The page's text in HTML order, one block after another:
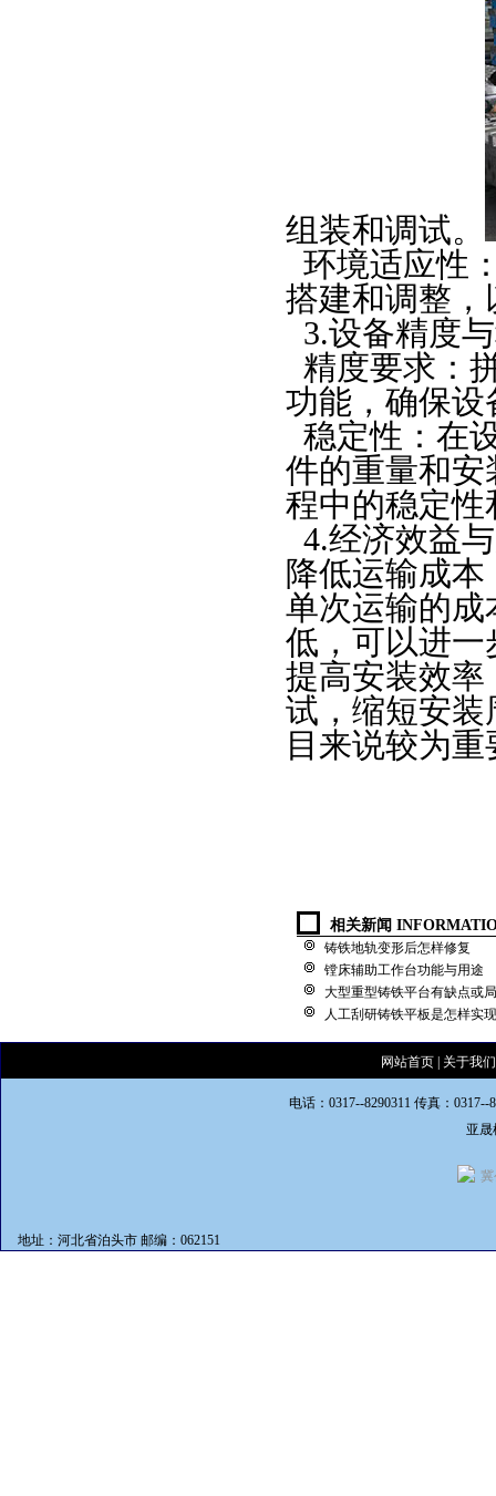
组装和调试。
环境适应性
搭建和调整，
3.设备精度
精度要求：
功能，确保设
稳定性：在
件的重量和安
程中的稳定性
4.经济效益
降低运输成
单次运输的成
低，可以进一
提高安装效率
试，缩短安装
目来说较为
相关新闻
铸铁地轨变形后怎样修复
镗床辅助工作台功能与用途
大型重型铸铁平台有缺点或
人工刮研铸铁平板是怎样实
网站首页| 关于我们
电话：0317--8290311 传真：0317--
亚
冀
地址：河北省泊头市 邮编：062151